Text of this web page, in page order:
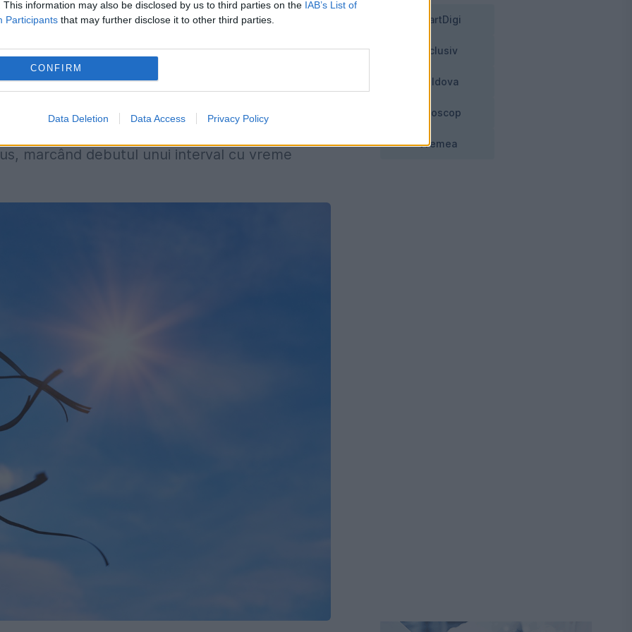
This information may also be disclosed by us to third parties on the IAB’s List of
Participants that may further disclose it to other third parties.
CONFIRM
Data Deletion Data Access Privacy Policy
de la o zi la alta. Maximele vor oscila între
de evoluția maselor de aer și de condițiile
apropierea lunii iulie. Conform estimărilor
puțin cinci zile consecutive cu soare și
marcând debutul unui interval cu vreme
SmartDigi
Exclusiv
Moldova
Horoscop
Vremea